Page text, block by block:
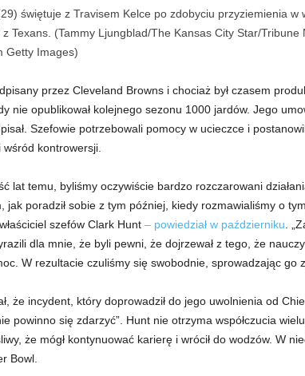
świętuje z Travisem Kelce po zdobyciu przyziemienia w
Texans. (Tammy Ljungblad/The Kansas City Star/Tribune
Getty Images)
przez Cleveland Browns i chociaż był czasem
nie opublikował kolejnego sezonu 1000 jardów. Jego
Szefowie potrzebowali pomocy w ucieczce i
kontrowersji.
lat temu, byliśmy oczywiście bardzo rozczarowani
jak poradził sobie z tym później, kiedy rozmawialiśmy o
szefów Clark Hunt – powiedział w październiku .
dla mnie, że byli pewni, że dojrzewał z tego, że
W rezultacie czuliśmy się swobodnie, sprowadzając go
że incydent, który doprowadził do jego uwolnienia od
powinno się zdarzyć”. Hunt nie otrzyma współczucia
że mógł kontynuować karierę i wrócił do wodzów. W
Bowl.